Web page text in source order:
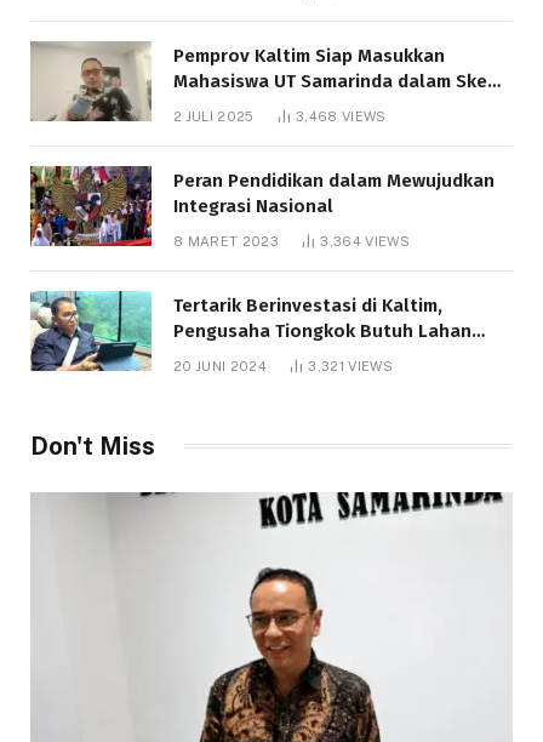
Pemprov Kaltim Siap Masukkan
Mahasiswa UT Samarinda dalam Skema
Bantuan Pendidikan Gratispol
2 JULI 2025 3,468 VIEWS
Peran Pendidikan dalam Mewujudkan
Integrasi Nasional
8 MARET 2023 3,364VIEWS
Tertarik Berinvestasi di Kaltim,
Pengusaha Tiongkok Butuh Lahan
1.000 Hektare
20 JUNI 2024 3,321VIEWS
Don't Miss